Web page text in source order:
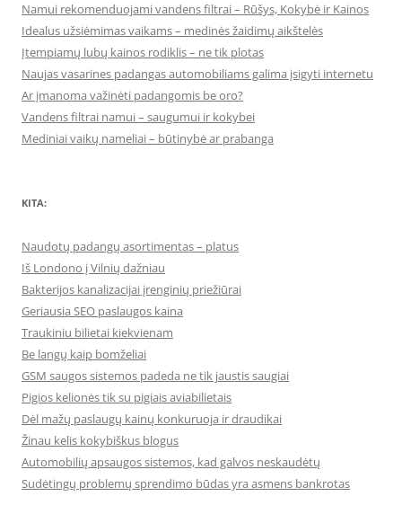
Namui rekomenduojami vandens filtrai – Rūšys, Kokybė ir Kainos
Idealus užsiėmimas vaikams – medinės žaidimų aikštelės
Įtempiamų lubų kainos rodiklis – ne tik plotas
Naujas vasarines padangas automobiliams galima įsigyti internetu
Ar įmanoma važinėti padangomis be oro?
Vandens filtrai namui – saugumui ir kokybei
Mediniai vaikų nameliai – būtinybė ar prabanga
KITA:
Naudotų padangų asortimentas – platus
Iš Londono į Vilnių dažniau
Bakterijos kanalizacijai įrenginių priežiūrai
Geriausia SEO paslaugos kaina
Traukiniu bilietai kiekvienam
Be langų kaip bomželiai
GSM saugos sistemos padeda ne tik jaustis saugiai
Pigios kelionės tik su pigiais aviabilietais
Dėl mažų paslaugų kainų konkuruoja ir draudikai
Žinau kelis kokybiškus blogus
Automobilių apsaugos sistemos, kad galvos neskaudėtų
Sudėtingų problemų sprendimo būdas yra asmens bankrotas